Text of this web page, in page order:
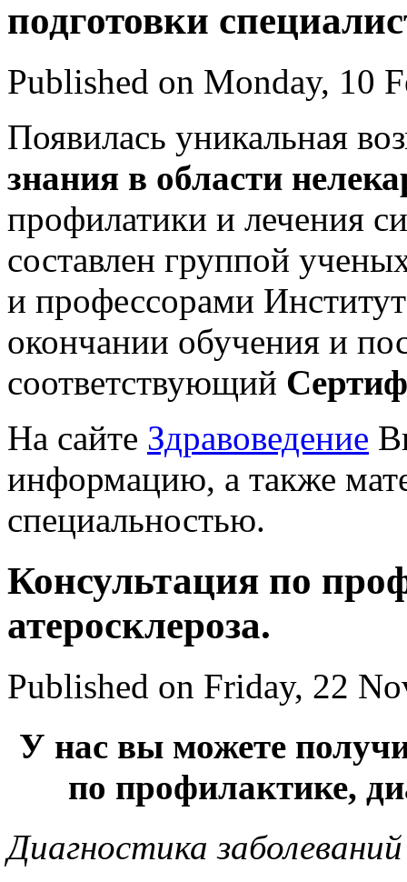
подготовки
Published on Monday, 10
Появилась уникальная
знания в области
профилатики и лечения
составлен группой
и профессорами
окончании обучения и
соответствующий
На сайте Здравоведение
информацию, а также
специальностью.
Консультация по
атеросклероза.
Published on Friday, 22
У нас вы можете
по профилактике,
Диагностика